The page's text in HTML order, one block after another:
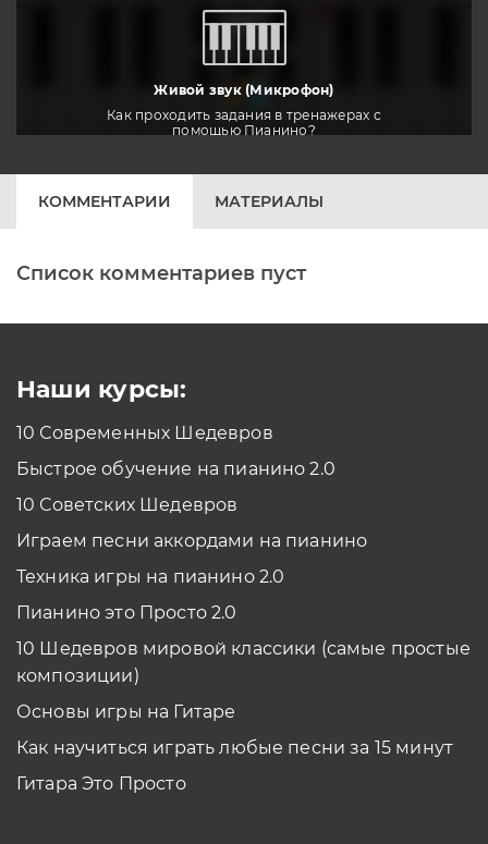
Живой звук (Микрофон)
Как проходить задания в тренажерах с
помощью Пианино?
Печатная клавиатура
Как проходить задания в тренажерах с
помощью Планшета/телефона?
тренировать
КОММЕНТАРИИ МАТЕРИАЛЫ
Список комментариев пуст
Наши курсы:
10 Современных Шедевров
Быстрое обучение на пианино 2.0
10 Советских Шедевров
Играем песни аккордами на пианино
Техника игры на пианино 2.0
Пианино это Просто 2.0
10 Шедевров мировой классики (самые простые
композиции)
Основы игры на Гитаре
Как научиться играть любые песни за 15 минут
Гитара Это Просто